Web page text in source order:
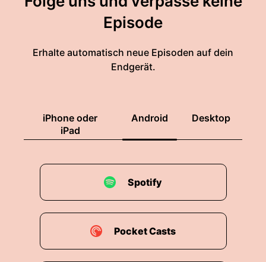
Episode
Erhalte automatisch neue Episoden auf dein
Endgerät.
iPhone oder
iPad
Android Desktop
Spotify
Pocket Casts